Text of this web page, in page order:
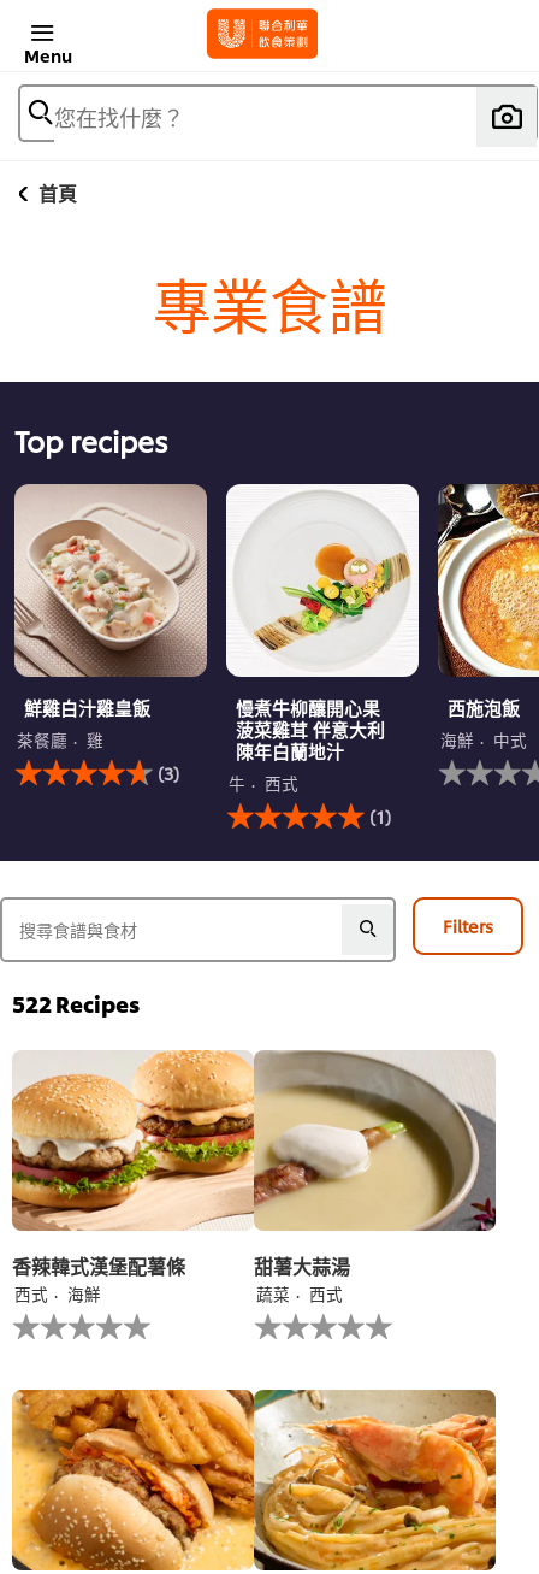
Menu
您在找什麼？
首頁
專業食譜
Top recipes
鮮雞白汁雞皇飯
茶餐廳
雞
此
鮮
雞
的
评
分
共
5
分，
评
分
为
3。
(3)
慢煮牛柳釀開心果
菠菜雞茸 伴意大利
陳年白蘭地汁
牛
西式
此
慢
牛
茸
伴
意
大
利
陳
年
白
蘭
分
为
5.0，
共
5
分，
评
分
为
(1)
西施泡飯
海鮮
中式
没
有
recipe
评
级
Filters
522Recipes
香辣韓式漢堡配薯條
西式
海鮮
没
有
个
recipe
提
交
评
级
甜薯大蒜湯
蔬菜
西式
没
有
个
recipe
提
评
级